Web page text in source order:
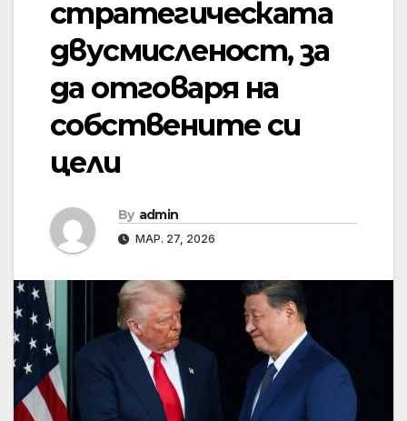
стратегическата
двусмисленост, за
да отговаря на
собствените си
цели
By admin
МАР. 27, 2026